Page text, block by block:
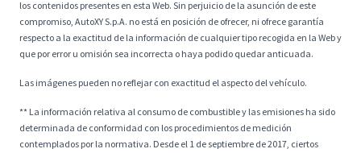
los contenidos presentes en esta Web. Sin perjuicio de la asunción de este
compromiso, AutoXY S.p.A. no está en posición de ofrecer, ni ofrece garantía
respecto a la exactitud de la información de cualquier tipo recogida en la Web y
que por error u omisión sea incorrecta o haya podido quedar anticuada.
Las imágenes pueden no reflejar con exactitud el aspecto del vehículo.
** La información relativa al consumo de combustible y las emisiones ha sido
determinada de conformidad con los procedimientos de medición
contemplados por la normativa. Desde el 1 de septiembre de 2017, ciertos